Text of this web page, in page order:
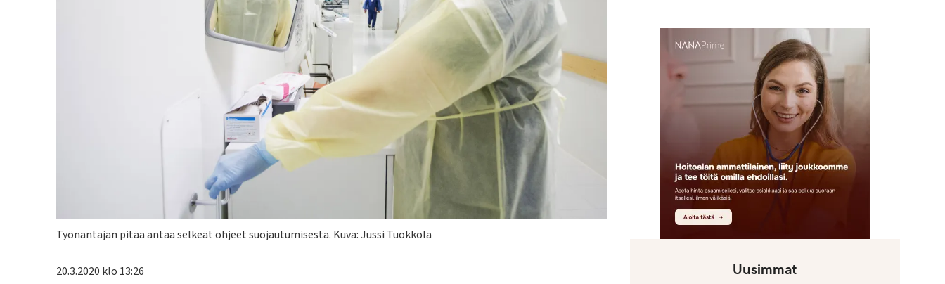
Kuvateksti
Työnantajan pitää antaa selkeät ohjeet suojautumisesta. Kuva: Jussi Tuokkola
20.3.2020 klo 13:26 Uusimmat